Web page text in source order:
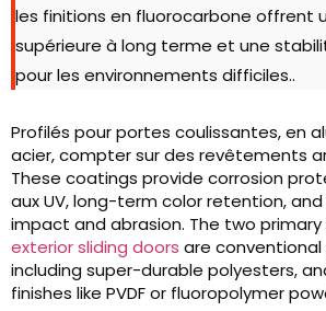
les finitions en fluorocarbone offrent
supérieure à long terme et une
pour les environnements difficiles..
Profilés pour portes coulissantes, en
acier, compter sur des revêtements
These coatings provide corrosion
aux UV,long-term color retention,
impact and abrasion. The two
exterior sliding doors are
including super-durable polyesters,
finishes like PVDF or fluoropolymer